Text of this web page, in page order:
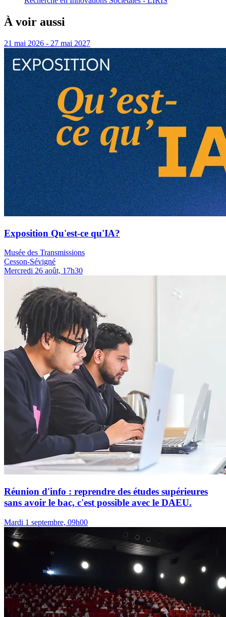
À voir aussi
21 mai 2026 - 27 mai 2027
Exposition Qu'est-ce qu'IA?
Musée des Transmissions
Cesson-Sévigné
Mercredi 26 août, 17h30
Réunion d'info : reprendre des études supérieures
sans avoir le bac, c'est possible avec le DAEU.
Mardi 1 septembre, 09h00